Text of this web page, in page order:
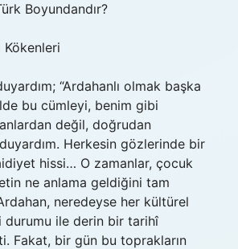
Boyundandır?
Kökenleri
“Ardahanlı olmak başka
bu cümleyi, benim gibi
değil, doğrudan
Herkesin gözlerinde bir
hissi… O zamanlar, çocuk
ne anlama geldiğini tam
neredeyse her kültürel
durumu ile derin bir tarihî
Fakat, bir gün bu toprakların